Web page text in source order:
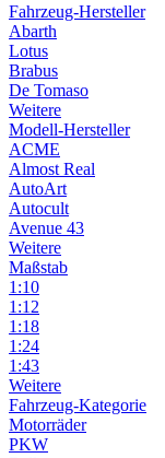
Fahrzeug-Hersteller
Abarth
Lotus
Brabus
De Tomaso
Weitere
Modell-Hersteller
ACME
Almost Real
AutoArt
Autocult
Avenue 43
Weitere
Maßstab
1:10
1:12
1:18
1:24
1:43
Weitere
Fahrzeug-Kategorie
Motorräder
PKW